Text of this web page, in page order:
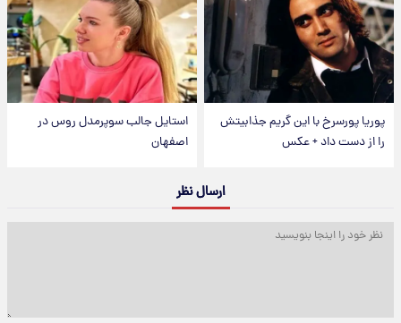
پوریا پورسرخ با این گریم جذابیتش
را از دست داد + عکس
استایل جالب سوپرمدل روس در
اصفهان
ارسال نظر